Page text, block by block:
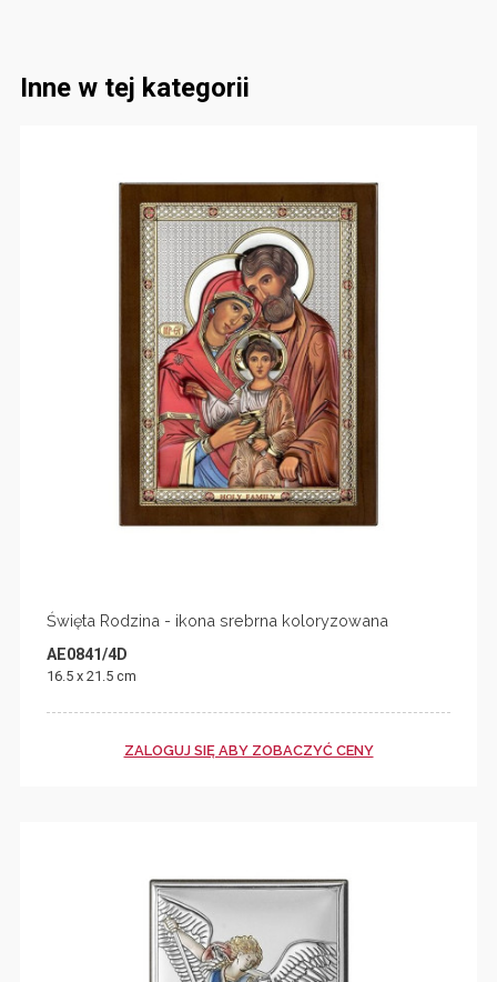
Inne w tej kategorii
Święta Rodzina - ikona srebrna koloryzowana
AE0841/4D
16.5 x 21.5 cm
ZALOGUJ SIĘ ABY ZOBACZYĆ CENY